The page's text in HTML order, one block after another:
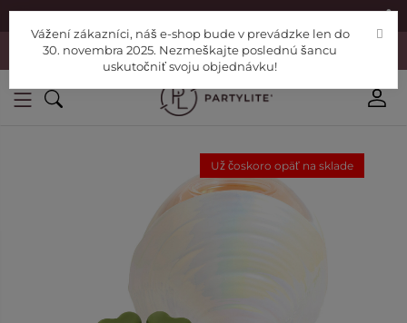
|
Vážení zákazníci, náš e-shop bude v prevádzke len do 30. novembra
2025. Nezmeškajte poslednú šancu uskutočniť svoju objednávku!
Už čoskoro opäť na sklade
Vážení zákazníci, náš e-shop bude v prevádzke len do
30. novembra 2025. Nezmeškajte poslednú šancu
uskutočniť svoju objednávku!